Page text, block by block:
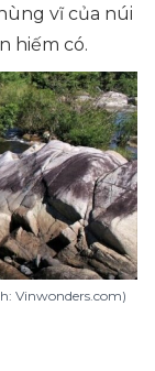
vĩ của núi
hiếm có.
Vinwonders.com)